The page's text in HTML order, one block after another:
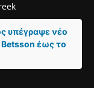
υπέγραψε νέο
Betsson έως το